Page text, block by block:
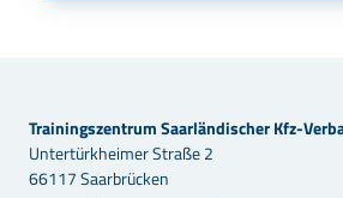
Trainingszentrum Saarländischer Kfz-
Untertürkheimer Straße 2
66117 Saarbrücken